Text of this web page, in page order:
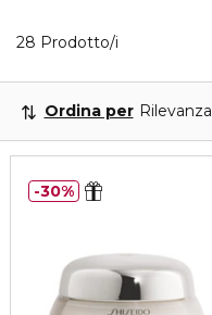
28 Prodotto/i
Ordina per Rilevanza
30%